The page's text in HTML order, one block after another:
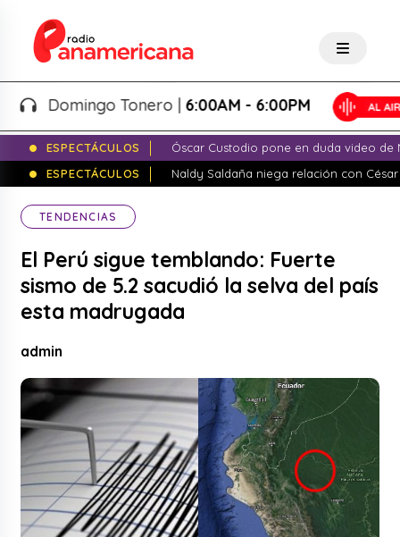
Domingo Tonero |6:00AM - 6:00PM
ESPECTÁCULOS
Óscar Custodio pone en duda video de
ESPECTÁCULOS
Naldy Saldaña niega relación con
TENDENCIAS
El Perú sigue temblando: Fuerte
sismo de 5.2 sacudió la selva del país
esta madrugada
admin